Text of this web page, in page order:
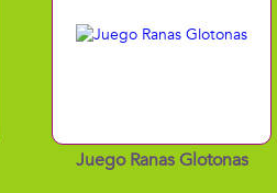
Juego Ranas Glotonas